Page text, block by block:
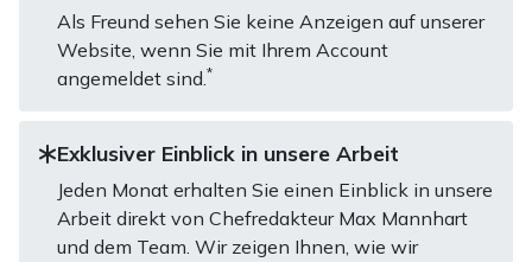
Als Freund sehen Sie keine Anzeigen auf unserer
Website, wenn Sie mit Ihrem Account
angemeldet sind.*
Exklusiver Einblick in unsere Arbeit
Jeden Monat erhalten Sie einen Einblick in unsere
Arbeit direkt von Chefredakteur Max Mannhart
und dem Team. Wir zeigen Ihnen, wie wir